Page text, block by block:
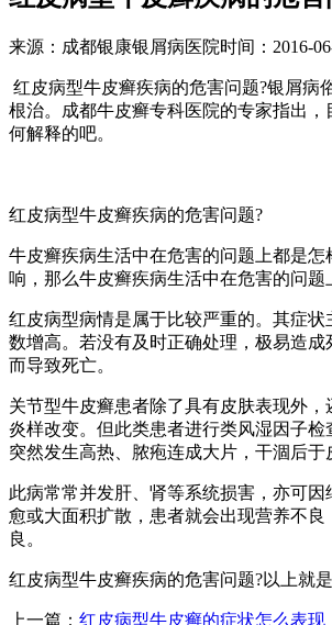
来源：成都银康银屑病医院时间：2016-
红皮病型牛皮癣疾病的危害问题?银屑病
根治。成都牛皮癣专科医院的专家指出
何解释的吧。
红皮病型牛皮癣疾病的危害问题?
牛皮癣疾病生活中在危害的问题上都是
响，那么牛皮癣疾病生活中在危害的问题
红皮病型病情是属于比较严重的。其症
数增高。若没有及时正确处理，极易造
而导致死亡。
关节型牛皮癣患者除了具有皮肤表现外
炎样改变。但此类患者进行类风湿因子
突然发生高热、脓疱连成大片，干涸后
此病常常并发肝、肾等系统损害，亦可
愈或大面积扩散，患者就会出现营养不
良。
红皮病型牛皮癣疾病的危害问题?以上就
上一篇： 红皮病型牛皮癣的症状怎么表现